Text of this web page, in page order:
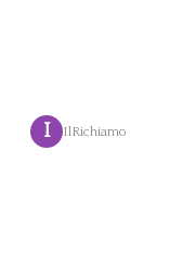
I IlRichiamo